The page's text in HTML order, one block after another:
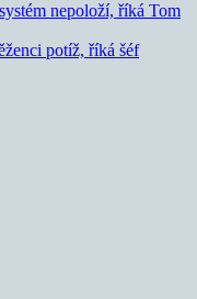
nepoloží, říká Tom
potíž, říká šéf